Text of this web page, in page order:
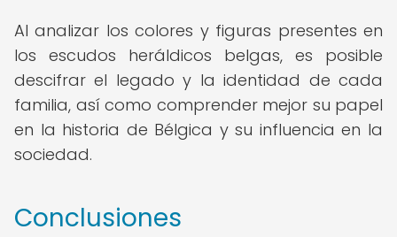
Al analizar los colores y figuras presentes en
los escudos heráldicos belgas, es posible
descifrar el legado y la identidad de cada
familia, así como comprender mejor su papel
en la historia de Bélgica y su influencia en la
sociedad.
Conclusiones